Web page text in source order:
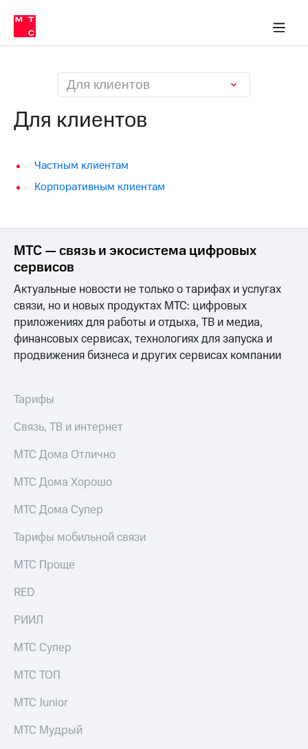
Медиа-центр
и акционерам
Устойчивое развитие
Комплаенс и деловая этика
компании
Стратегия
Карьера
Руководство
региона
информация
Контакты
Пресс-
релизы
о технологиях
Финансовая
отчетность
Контакты
Новости
регионе
и акционерам
управление
Информация
Документы
"МТС"
акционеров
Личный
Карьера
в МТС
Пресс-
МТС
о технологиях
Для клиентов
Для клиентов
Частным клиентам
Корпоративным клиентам
МТС — связь и экосистема цифровых
сервисов
Актуальные новости не только о тарифах и услугах
связи, но и новых продуктах МТС: цифровых
приложениях для работы и отдыха, ТВ и медиа,
финансовых сервисах, технологиях для запуска и
продвижения бизнеса и других сервисах компании
Тарифы
Связь, ТВ и интернет
МТС Дома Отлично
МТС Дома Хорошо
МТС Дома Супер
Тарифы мобильной связи
МТС Проще
RED
РИИЛ
МТС Супер
МТС ТОП
МТС Junior
МТС Мудрый